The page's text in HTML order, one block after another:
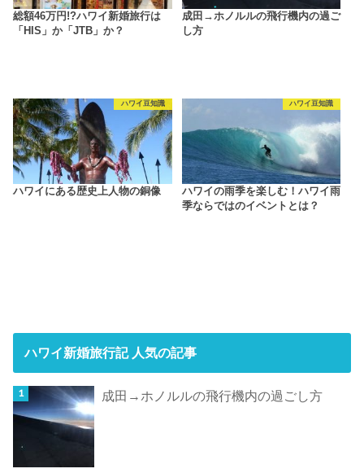
総額46万円!?ハワイ新婚旅行は
「HIS」か「JTB」か？
成田→ホノルルの飛行機内の過ご
し方
ハワイ豆知識
ハワイにある歴史上人物の銅像
ハワイ豆知識
ハワイの雨季を楽しむ！ハワイ雨
季ならではのイベントとは？
ハワイ新婚旅行記 人気の記事
成田→ホノルルの飛行機内の過ごし方